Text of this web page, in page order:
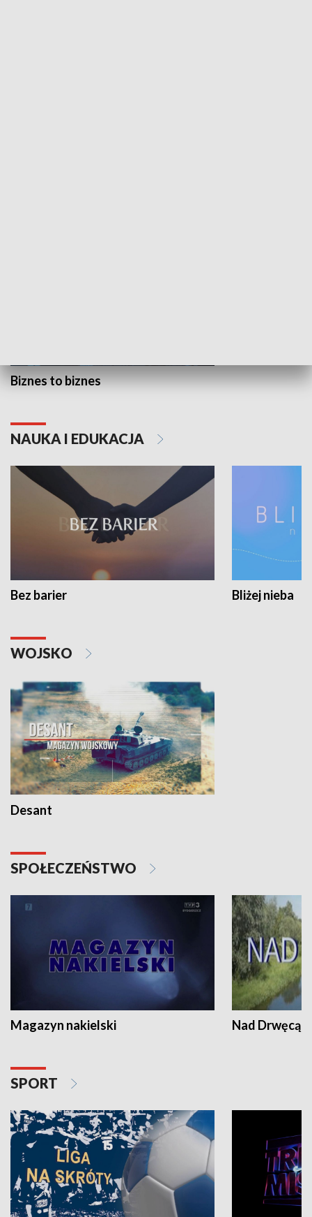
Biznes to biznes
NAUKA I EDUKACJA
Bez barier Bliżej nieba
WOJSKO
Desant
SPOŁECZEŃSTWO
Magazyn nakielski Nad Drwęcą
SPORT